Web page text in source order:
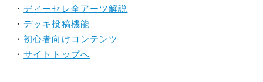
・ ディーセレ全アーツ解説
・ デッキ投稿機能
・初心者向けコンテンツ
・サイトトップへ